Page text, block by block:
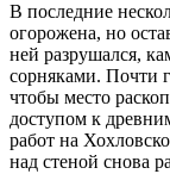
В последние
огорожена, но
ней разрушался,
сорняками. Почти
чтобы место
доступом к
работ на
над стеной снова